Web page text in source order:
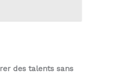
des talents sans